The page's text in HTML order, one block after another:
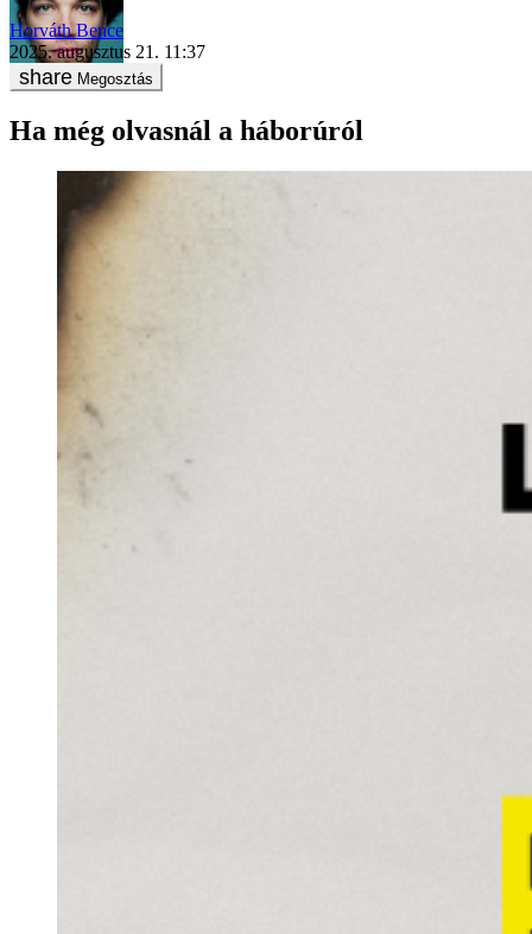
Horváth Bence
2025. augusztus 21. 11:37
Megosztás
Ha még olvasnál a háborúról